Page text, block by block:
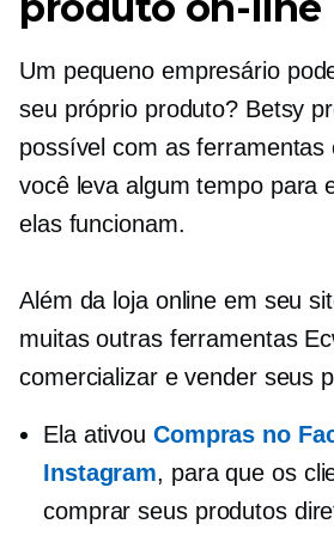
Um pequeno empresário
seu próprio produto? Betsy
possível com as ferramentas
você leva algum tempo para
elas funcionam.
Além da loja online em seu
muitas outras ferramentas
comercializar e vender seus
Ela ativou Compras no
Instagram, para que os
comprar seus produtos